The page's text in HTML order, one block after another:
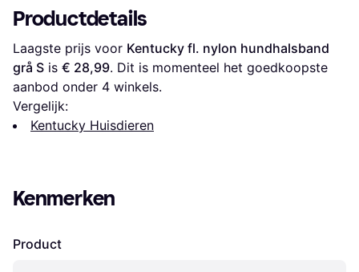
Productdetails
Laagste prijs voor Kentucky fl. nylon hundhalsband
grå S is € 28,99. Dit is momenteel het goedkoopste
aanbod onder 4 winkels.
Vergelijk:
Kentucky Huisdieren
Kenmerken
Product